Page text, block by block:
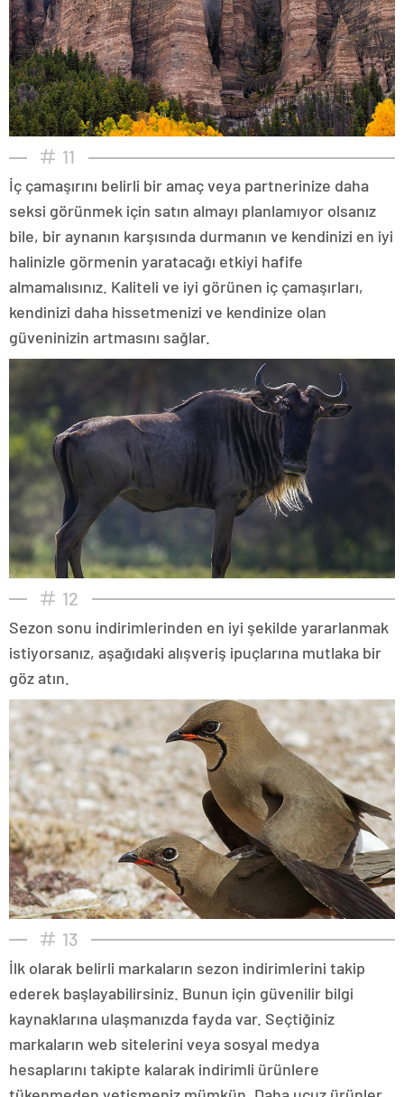
11
İç çamaşırını belirli bir amaç veya partnerinize daha
seksi görünmek için satın almayı planlamıyor olsanız
bile, bir aynanın karşısında durmanın ve kendinizi en iyi
halinizle görmenin yaratacağı etkiyi hafife
almamalısınız. Kaliteli ve iyi görünen iç çamaşırları,
kendinizi daha hissetmenizi ve kendinize olan
güveninizin artmasını sağlar.
12
Sezon sonu indirimlerinden en iyi şekilde yararlanmak
istiyorsanız, aşağıdaki alışveriş ipuçlarına mutlaka bir
göz atın.
13
İlk olarak belirli markaların sezon indirimlerini takip
ederek başlayabilirsiniz. Bunun için güvenilir bilgi
kaynaklarına ulaşmanızda fayda var. Seçtiğiniz
markaların web sitelerini veya sosyal medya
hesaplarını takipte kalarak indirimli ürünlere